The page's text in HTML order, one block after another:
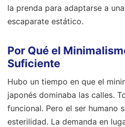
la prenda para adaptarse a
escaparate estático.
Por Qué el
Suficiente
Hubo un tiempo en que el
japonés dominaba las calles.
funcional. Pero el ser humano
esterilidad. La demanda en